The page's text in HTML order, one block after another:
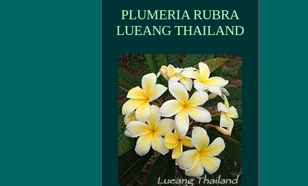
PLUMERIA RUBRA
LUEANG THAILAND